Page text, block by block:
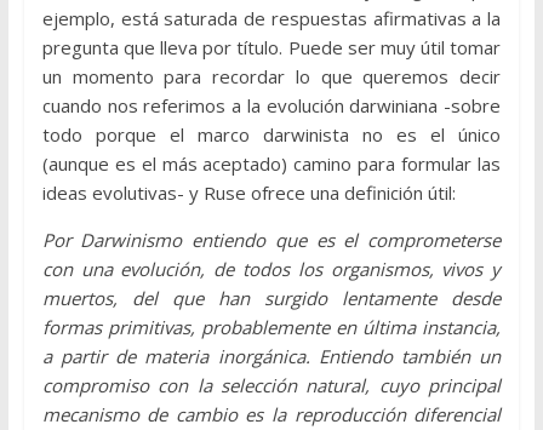
ejemplo, está saturada de respuestas afirmativas a la
pregunta que lleva por título. Puede ser muy útil tomar
un momento para recordar lo que queremos decir
cuando nos referimos a la evolución darwiniana -sobre
todo porque el marco darwinista no es el único
(aunque es el más aceptado) camino para formular las
ideas evolutivas- y Ruse ofrece una definición útil:
Por Darwinismo entiendo que es el comprometerse
con una evolución, de todos los organismos, vivos y
muertos, del que han surgido lentamente desde
formas primitivas, probablemente en última instancia,
a partir de materia inorgánica. Entiendo también un
compromiso con la selección natural, cuyo principal
mecanismo de cambio es la reproducción diferencial